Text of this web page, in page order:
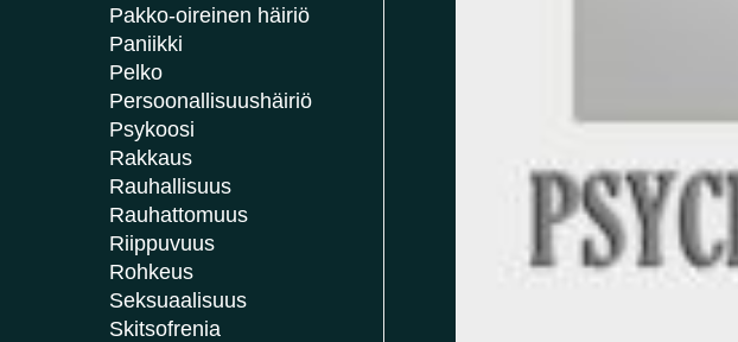
Pakko-oireinen häiriö
Paniikki
Pelko
Persoonallisuushäiriö
Psykoosi
Rakkaus
Rauhallisuus
Rauhattomuus
Riippuvuus
Rohkeus
Seksuaalisuus
Skitsofrenia